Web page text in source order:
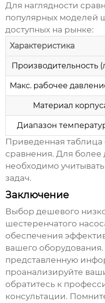
Для наглядности
популярных моделей
доступных на рынке:
Характеристика
Производительность
Макс. рабочее
Материал
Диапазон
Приведенная
сравнения. Для более
необходимо
задач.
Заключение
Выбордешевого
шестеренчатого
обеспечения
вашего
представленную
проанализируйте
обратитесь к
консультации.